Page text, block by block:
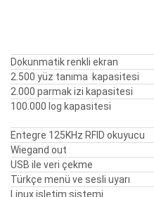
Dokunmatik renkli ekran
2.500 yüz tanıma kapasitesi
2.000 parmak izi kapasitesi
100.000 log kapasitesi
Entegre 125KHz RFID okuyucu
Wiegand out
USB ile veri çekme
Türkçe menü ve sesli uyarı
Linux işletim sistemi